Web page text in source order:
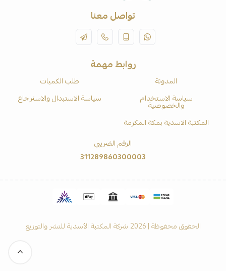
تواصل معنا
روابط مهمة
المدونة
طلب الكميات
سياسة الاستخدام
والخصوصية
سياسة الاستبدال والاسترجاع
المكتبة الاسدية بمكة المكرمة
الرقم الضريبي
311289860300003
الحقوق محفوظة | 2026 شركة المكتبة الأسدية للنشر والتوزيع